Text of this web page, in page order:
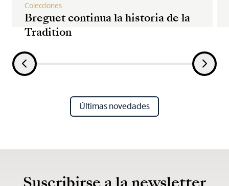
Breguet continua la historia de la
Tradition
Colecciones
Últimas novedades